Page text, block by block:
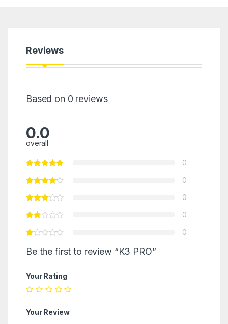
Reviews
Based on 0 reviews
0.0
overall
0
0
0
0
0
Be the first to review “K3 PRO”
Your Rating
Your Review